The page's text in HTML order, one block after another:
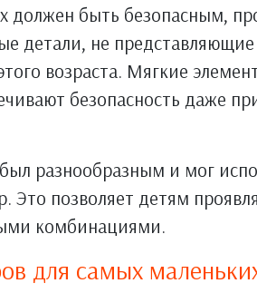
должен быть безопасным,
детали, не представляющие
возраста. Мягкие
безопасность даже
разнообразным и мог
позволяет детям
комбинациями.
для самых